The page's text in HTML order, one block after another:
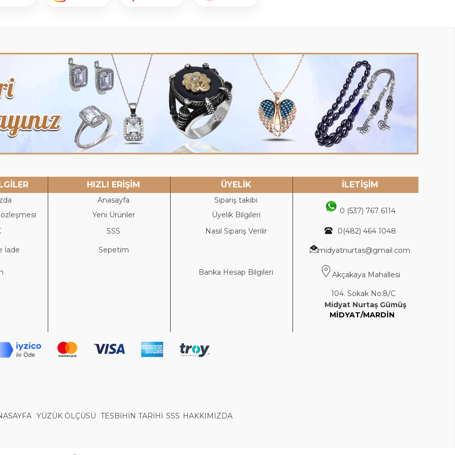
HIZLI ERİŞİM ÜYELİK İLETİŞİM
Anasayfa
Sipariş takibi
0 (537) 767 6114
Yeni Ürünler
Üyelik Bilgileri
SSS Nasıl Sipariş Verilir 0(482) 464 1048
İade Sepetim midyatnurtas@gmail.com
Banka Hesap Bilgileri Akçakaya Mahallesi
104. Sokak No:8/C
Midyat Nurtaş Gümüş
MİDYAT/MARDİN
YÜZÜK ÖLÇÜSÜ TESBİHİN TARİHİ SSS HAKKIMIZDA